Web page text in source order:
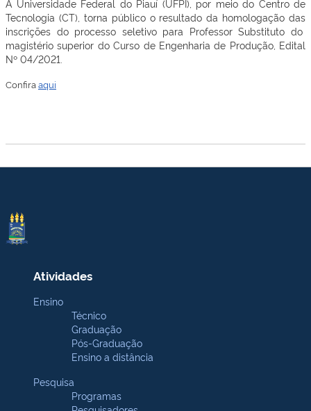
A Universidade Federal do Piauí (UFPI), por meio do Centro de
Tecnologia (CT), torna público o resultado da homologação das
inscrições do processo seletivo para Professor Substituto do
magistério superior do Curso de Engenharia de Produção, Edital
Nº 04/2021.
Confiraaqui
Atividades
Ensino
Técnico
Graduação
Pós-Graduação
Ensino a distância
Pesquisa
Programas